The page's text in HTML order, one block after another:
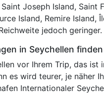
Joseph Island, Saint
Island, Remire Island,
jedoch geringer.
in Seychellen finden
vor Ihrem Trip, das
es wird teurer, je näher
Internationaler